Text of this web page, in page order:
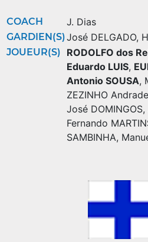
COACH J. Dias
GARDIEN(S)José DELGADO,
JOUEUR(S) RODOLFO dos
Eduardo LUIS,
Antonio SOUSA,
ZEZINHO Andrade
José DOMINGOS,
Fernando
SAMBINHA,